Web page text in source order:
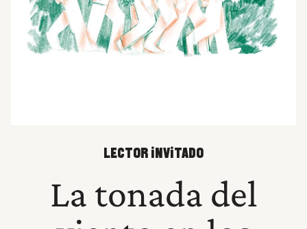
LECTOR INVITADO
La tonada del